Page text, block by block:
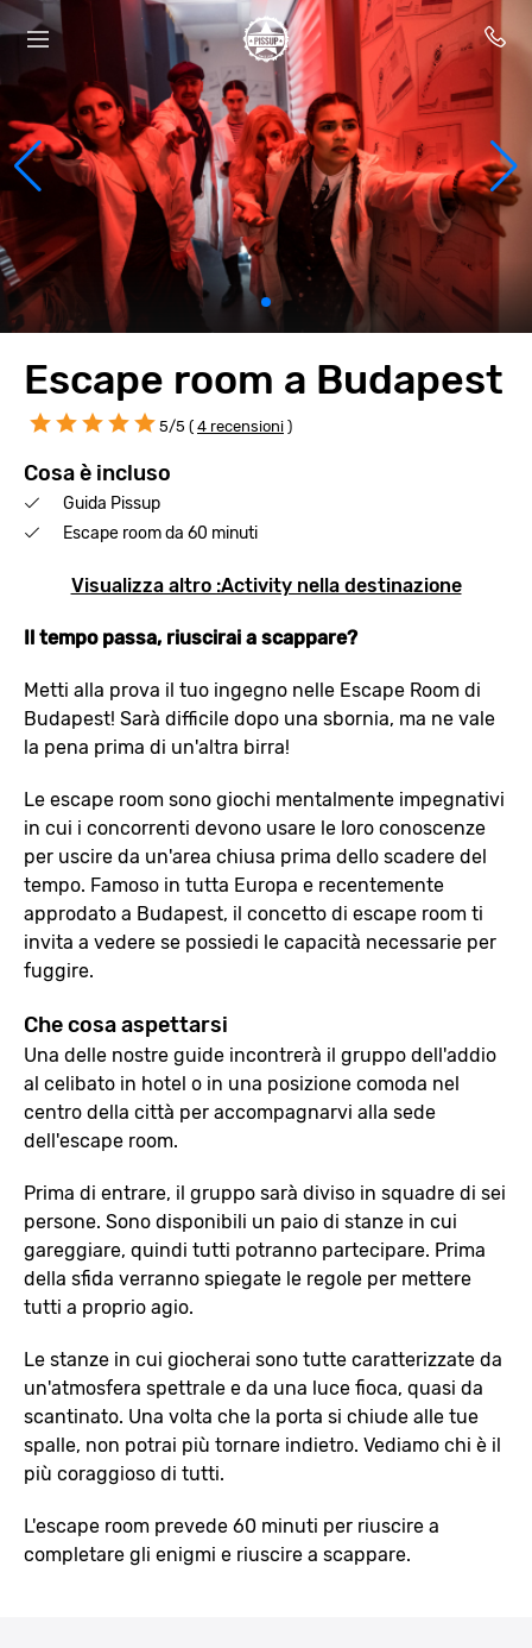
Escape room a Budapest
5/5 ( 4 recensioni )
Cosa è incluso
Guida Pissup
Escape room da 60 minuti
Visualizza altro :Activity nella destinazione
Il tempo passa, riuscirai a scappare?
Metti alla prova il tuo ingegno nelle Escape Room di
Budapest! Sarà difficile dopo una sbornia, ma ne vale
la pena prima di un'altra birra!
Le escape room sono giochi mentalmente impegnativi
in cui i concorrenti devono usare le loro conoscenze
per uscire da un'area chiusa prima dello scadere del
tempo. Famoso in tutta Europa e recentemente
approdato a Budapest, il concetto di escape room ti
invita a vedere se possiedi le capacità necessarie per
fuggire.
Che cosa aspettarsi
Una delle nostre guide incontrerà il gruppo dell'addio
al celibato in hotel o in una posizione comoda nel
centro della città per accompagnarvi alla sede
dell'escape room.
Prima di entrare, il gruppo sarà diviso in squadre di sei
persone. Sono disponibili un paio di stanze in cui
gareggiare, quindi tutti potranno partecipare. Prima
della sfida verranno spiegate le regole per mettere
tutti a proprio agio.
Le stanze in cui giocherai sono tutte caratterizzate da
un'atmosfera spettrale e da una luce fioca, quasi da
scantinato. Una volta che la porta si chiude alle tue
spalle, non potrai più tornare indietro. Vediamo chi è il
più coraggioso di tutti.
L'escape room prevede 60 minuti per riuscire a
completare gli enigmi e riuscire a scappare.